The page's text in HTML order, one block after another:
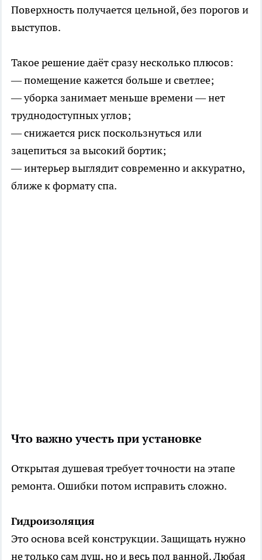
Поверхность получается цельной, без порогов и
выступов.
Такое решение даёт сразу несколько плюсов:
— помещение кажется больше и светлее;
— уборка занимает меньше времени — нет
труднодоступных углов;
— снижается риск поскользнуться или
зацепиться за высокий бортик;
— интерьер выглядит современно и аккуратно,
ближе к формату спа.
Что важно учесть при установке
Открытая душевая требует точности на этапе
ремонта. Ошибки потом исправить сложно.
Гидроизоляция
Это основа всей конструкции. Защищать нужно
не только сам душ, но и весь пол ванной. Любая